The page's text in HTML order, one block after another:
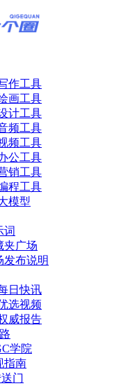
作工具
画工具
计工具
频工具
频工具
公工具
销工具
程工具
模型
词
夹广场
发布说明
日快讯
选视频
威报告
学院
指南
门